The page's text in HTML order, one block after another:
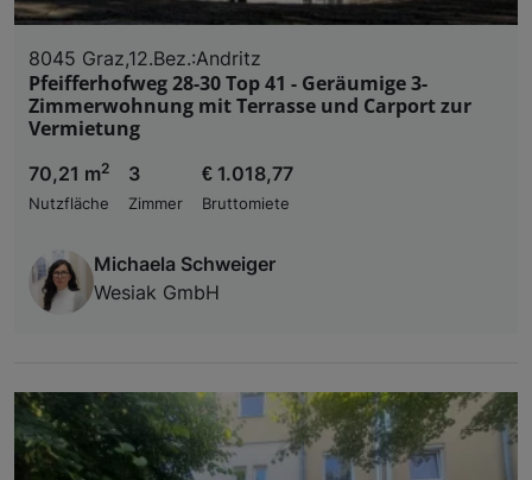
8045 Graz,12.Bez.:Andritz
Pfeifferhofweg 28-30 Top 41 - Geräumige 3-
Zimmerwohnung mit Terrasse und Carport zur
Vermietung
70,21 m2
Nutzfläche
3
Zimmer
€ 1.018,77
Bruttomiete
Michaela Schweiger
Wesiak GmbH